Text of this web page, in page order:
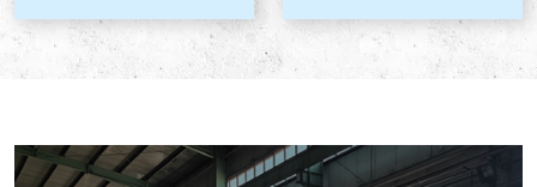
й асинхронный
двигате...
енный электрод
вигате...